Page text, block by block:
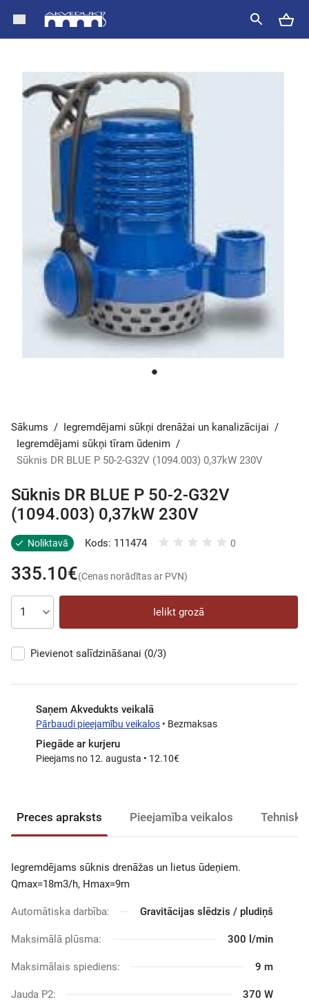
Sākums / Iegremdējami sūkņi drenāžai un kanalizācijai /
Iegremdējami sūkņi tīram ūdenim /
Sūknis DR BLUE P 50-2-G32V (1094.003) 0,37kW 230V
Preces apraksts Pieejamība veikalos
Iegremdējams sūknis drenāžas un lietus ūdeņiem.
Qmax=18m3/h, Hmax=9m
Automātiska darbība: Gravitācijas slēdzis / pludiņš
Maksimālā plūsma: 300 l/min
Maksimālais spiediens: 9 m
Jauda P2: 370 W
Sūknis DR BLUE P 50-2-G32V
(1094.003) 0,37kW 230V
Noliktavā Kods: 111474 0
335.10€(Cenas norādītas ar PVN)
Ielikt grozā
Pievienot salīdzināšanai (0/3)
Saņem Akvedukts veikalā
Pārbaudi pieejamību veikalos • Bezmaksas
Piegāde ar kurjeru
Pieejams no 12. augusta • 12.10€